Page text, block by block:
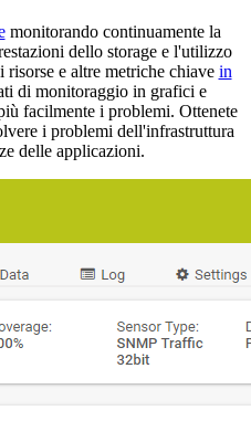
monitorando continuamente la
dello storage e l'utilizzo
e altre metriche chiave in
di monitoraggio in grafici e
facilmente i problemi. Ottenete
i problemi dell'infrastruttura
delle applicazioni.